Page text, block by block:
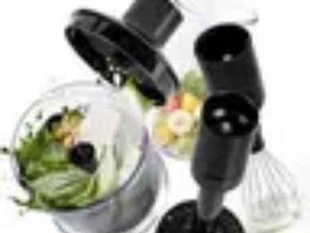
Cuisine Bretonne
Recettes et PâtisseriesRecettes et Traditions RecettesRecettes
TraditionnellesAccords Mets et Vins
Cuisine Bretonne